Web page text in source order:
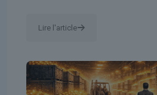
Lire l'article